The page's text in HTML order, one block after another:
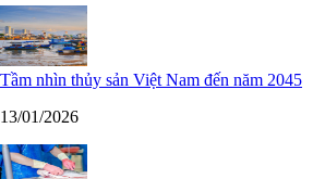
Tầm nhìn thủy sản Việt Nam đến năm 2045
13/01/2026